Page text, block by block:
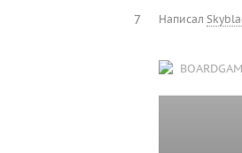
Написал
7